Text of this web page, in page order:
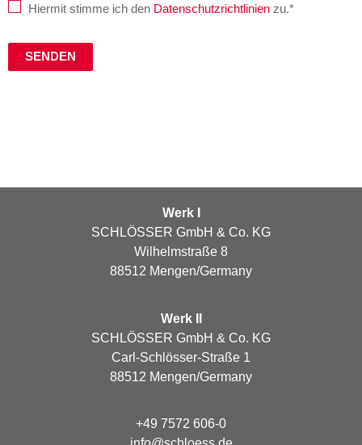
Hiermit stimme ich den Datenschutzrichtlinien zu.*
Werk I
SCHLÖSSER GmbH & Co. KG
Wilhelmstraße 8
88512 Mengen/Germany
Werk II
SCHLÖSSER GmbH & Co. KG
Carl-Schlösser-Straße 1
88512 Mengen/Germany
+49 7572 606-0